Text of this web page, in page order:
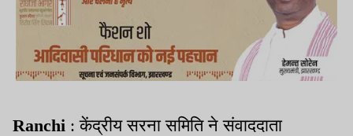
Ranchi : केंद्रीय सरना समिति ने संवाददाता